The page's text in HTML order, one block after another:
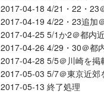
2017-04-18 4/21・22・23
2017-04-19 4/22・23追加
2017-04-25 5/1か2＠都内
2017-04-26 4/29・30＠都
2017-04-28 5/5＠川崎を掲
2017-05-03 5/7＠東京近郊
2017-05-13 終了処理